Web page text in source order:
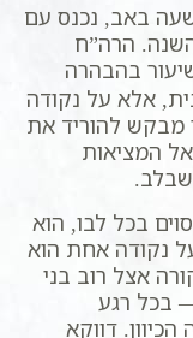
באב, נכנס עם
הרה”ח
בהבהרה
אלא על נקודה
מבקש להוריד את
אל המציאות
שבלב.
בכל לבו, הוא
נקודה אחת הוא
אצל רוב בני
בכל רגע
דווקא